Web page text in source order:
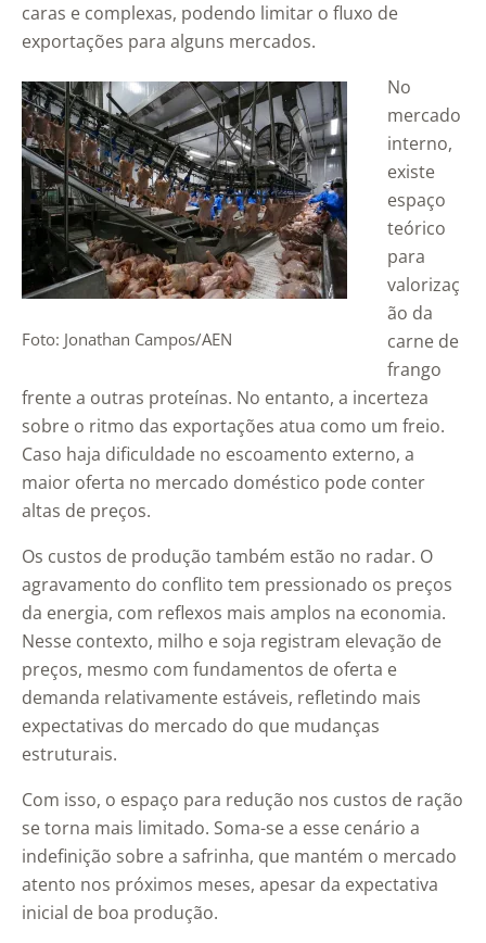
caras e complexas, podendo limitar o fluxo de
exportações para alguns mercados.
Foto: Jonathan Campos/AEN
No
mercado
interno,
existe
espaço
teórico
para
valorizaç
ão da
carne de
frango
frente a outras proteínas. No entanto, a incerteza
sobre o ritmo das exportações atua como um freio.
Caso haja dificuldade no escoamento externo, a
maior oferta no mercado doméstico pode conter
altas de preços.
Os custos de produção também estão no radar. O
agravamento do conflito tem pressionado os preços
da energia, com reflexos mais amplos na economia.
Nesse contexto, milho e soja registram elevação de
preços, mesmo com fundamentos de oferta e
demanda relativamente estáveis, refletindo mais
expectativas do mercado do que mudanças
estruturais.
Com isso, o espaço para redução nos custos de ração
se torna mais limitado. Soma-se a esse cenário a
indefinição sobre a safrinha, que mantém o mercado
atento nos próximos meses, apesar da expectativa
inicial de boa produção.